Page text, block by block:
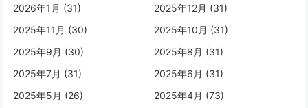
2026年1月 (31)
2025年12月 (31)
2025年11月 (30)
2025年10月 (31)
2025年9月 (30)
2025年8月 (31)
2025年7月 (31)
2025年6月 (31)
2025年5月 (26)
2025年4月 (73)